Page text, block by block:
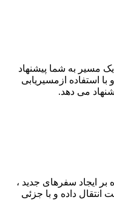
مسیر به شما پیشنهاد
استفاده ازمسیریابی
بر ایجاد سفرهای جدید ،
انتقال داده و با جزئی